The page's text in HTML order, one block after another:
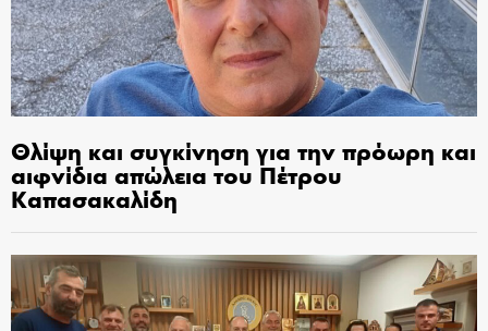
Θλίψη και συγκίνηση για την πρόωρη και
αιφνίδια απώλεια του Πέτρου
Καπασακαλίδη